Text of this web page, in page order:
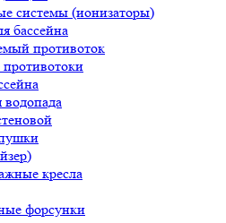
системы (ионизаторы)
бассейна
противоток
водопада
кресла
форсунки